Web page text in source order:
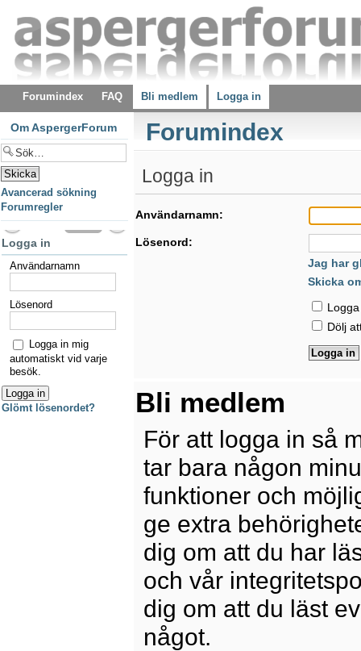
Forumindex FAQ Bli medlem Logga in
Forumindex
Logga in
Användarnamn:
Lösenord:
Jag har
Skicka
Dölj
Bli medlem
För att logga in så
tar bara någon
funktioner och
ge extra
dig om att du har
och vår
dig om att du läst
något.
Om AspergerForum
Avancerad sökning
Forumregler
Logga in
Användarnamn
Lösenord
Logga in mig
automatiskt vid varje
besök.
Glömt lösenordet?